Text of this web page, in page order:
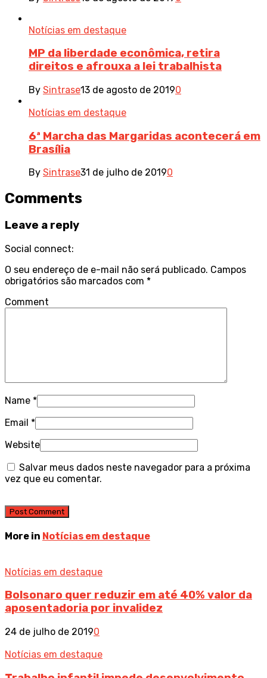
Notícias em destaque
MP da liberdade econômica, retira
direitos e afrouxa a lei trabalhista
By Sintrase13 de agosto de 20190
Notícias em destaque
6ª Marcha das Margaridas acontecerá em
Brasília
By Sintrase31 de julho de 20190
Comments
Leave a reply
Social connect:
O seu endereço de e-mail não será publicado. Campos
obrigatórios são marcados com *
Comment
Name *
Email *
Website
Salvar meus dados neste navegador para a próxima
vez que eu comentar.
More in Notícias em destaque
Notícias em destaque
Bolsonaro quer reduzir em até 40% valor da
aposentadoria por invalidez
24 de julho de 20190
Notícias em destaque